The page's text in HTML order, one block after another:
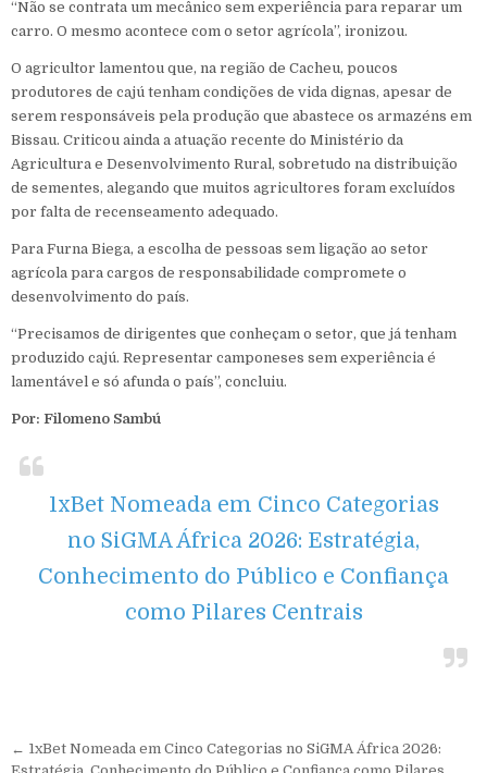
“Não se contrata um mecânico sem experiência para reparar um
carro. O mesmo acontece com o setor agrícola”, ironizou.
O agricultor lamentou que, na região de Cacheu, poucos
produtores de cajú tenham condições de vida dignas, apesar de
serem responsáveis pela produção que abastece os armazéns em
Bissau. Criticou ainda a atuação recente do Ministério da
Agricultura e Desenvolvimento Rural, sobretudo na distribuição
de sementes, alegando que muitos agricultores foram excluídos
por falta de recenseamento adequado.
Para Furna Biega, a escolha de pessoas sem ligação ao setor
agrícola para cargos de responsabilidade compromete o
desenvolvimento do país.
“Precisamos de dirigentes que conheçam o setor, que já tenham
produzido cajú. Representar camponeses sem experiência é
lamentável e só afunda o país”, concluiu.
Por: Filomeno Sambú
1xBet Nomeada em Cinco Categorias
no SiGMA África 2026: Estratégia,
Conhecimento do Público e Confiança
como Pilares Centrais
Navegação de Post
← 1xBet Nomeada em Cinco Categorias no SiGMA África 2026: